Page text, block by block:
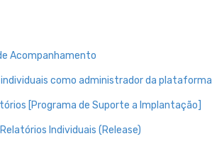
Acompanhamento
como administrador da plataforma
[Programa de Suporte a Implantação]
Individuais (Release)